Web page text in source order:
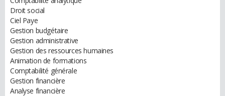
Droit social
Ciel Paye
Gestion budgétaire
Gestion administrative
Gestion des ressources humaines
Animation de formations
Comptabilité générale
Gestion financière
Analyse financière